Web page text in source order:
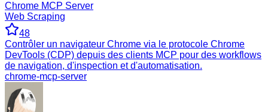
Chrome MCP Server
Web Scraping
48
Contrôler un navigateur Chrome via le protocole Chrome
DevTools (CDP) depuis des clients MCP pour des workflows
de navigation, d'inspection et d'automatisation.
chrome-mcp-server